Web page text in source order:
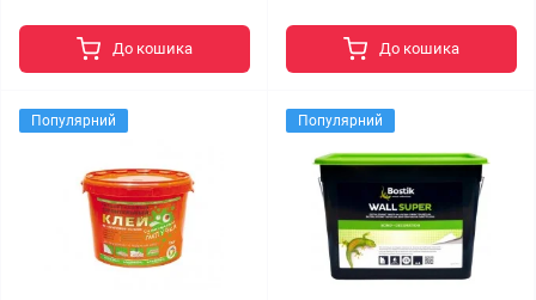
До кошика До кошика
Популярний Популярний